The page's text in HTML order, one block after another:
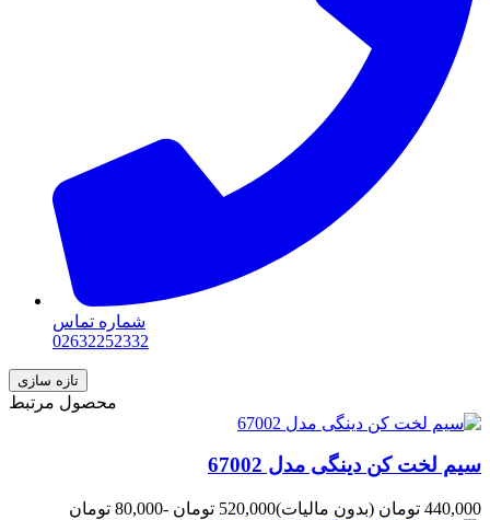
شماره تماس
02632252332
محصول مرتبط
سیم لخت کن دینگی مدل 67002
440,000 تومان (بدون مالیات)520,000 تومان -80,000 تومان